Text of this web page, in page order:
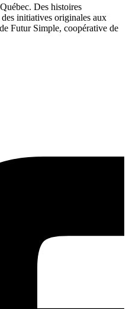
Des histoires
initiatives originales aux
Futur Simple, coopérative de